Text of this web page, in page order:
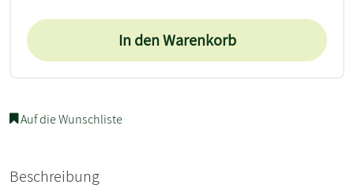
In den Warenkorb
Auf die Wunschliste
Beschreibung